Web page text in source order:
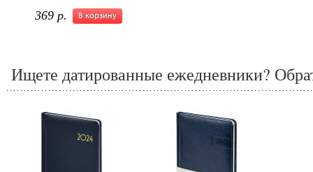
В корзину
369 р.
Ищете датированные ежедневники?